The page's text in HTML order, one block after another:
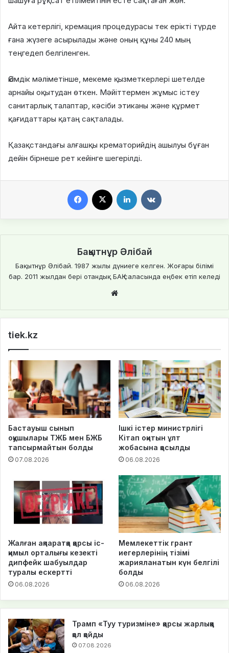
Айта кетерлігі, кремация процедурасы тек ерікті түрде
ғана жүзеге асырылады және оның құны 240 мың
теңгедеп белгіленген.
Әкімдік мәліметінше, мекеме қызметкерлері шетелде
арнайы оқытудан өткен. Мәйіттермен жұмыс істеу
санитарлық талаптар, кәсіби этиканы және құрмет
қағидаттары қатаң сақталады.
Қазақстандағы алғашқы крематорийдің ашылуы бұған
дейін бірнеше рет кейінге шегерілді.
Бақытнұр Әлібай
Бақытнұр Әлібай. 1987 жылы дүниеге келген. Жоғары білімі
бар. 2011 жылдан бері отандық БАҚ саласында еңбек етіп келеді
te
tiek.kz
Бастауыш сынып
оқушылары ТЖБ мен БЖБ
тапсырмайтын болды
07.08.2026
Ішкі істер министрлігі
Кітап оқитын ұлт
жобасына қосылды
06.08.2026
Жалған ақпаратқа қарсы іс-
қимыл орталығы кезекті
дипфейк шабуылдар
туралы ескертті
06.08.2026
Мемлекеттік грант
иегерлерінің тізімі
жарияланатын күн белгілі
болды
06.08.2026
Трамп «Туу туризміне» қарсы жарлыққа
қол қойды
07.08.2026